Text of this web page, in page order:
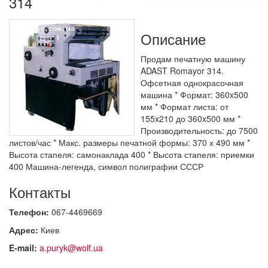
Описание
Продам печатную машину
ADAST Romayor 314.
Офсетная однокрасочная
машина * Формат: 360x500
мм * Формат листа: от
155x210 до 360x500 мм *
Производительность: до 7500
листов/час * Макс. размеры печатной формы: 370 х 490 мм *
Высота стапеля: самонаклада 400 * Высота стапеля: приемки
400 Машина-легенда, символ полиграфии СССР
Контакты
Телефон: 067-4469669
Адрес: Киев
E-mail: a.puryk@wolf.ua